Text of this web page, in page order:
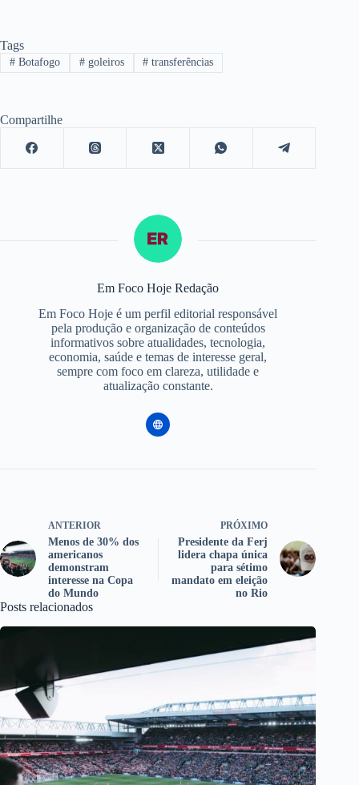
Tags
#Botafogo #goleiros # transferências
Compartilhe
Em Foco Hoje Redação
Em Foco Hoje é um perfil editorial responsável
pela produção e organização de conteúdos
informativos sobre atualidades, tecnologia,
economia, saúde e temas de interesse geral,
sempre com foco em clareza, utilidade e
atualização constante.
ANTERIOR
Menos de 30% dos
americanos
demonstram
interesse na Copa
do Mundo
PRÓXIMO
Presidente da Ferj
lidera chapa única
para sétimo
mandato em eleição
no Rio
Posts relacionados